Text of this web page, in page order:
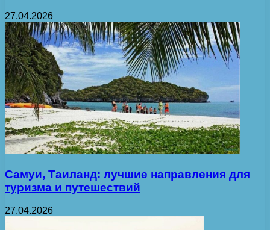
27.04.2026
Самуи, Таиланд: лучшие направления для
туризма и путешествий
27.04.2026